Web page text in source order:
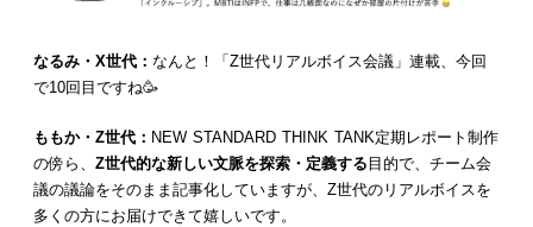
なるみ・X世代： なんと！「Z世代リアルボイス会議」連載、今回
で10回目ですね🥳
ももか・Z世代： NEW STANDARD THINK TANK定期レポート制作
の傍ら、 Z世代的な新しい文脈を探索・定義する 目的で、チーム会
議の議論をそのまま記事化していますが、Z世代のリアルボイスを
多くの方にお届けできて嬉しいです。